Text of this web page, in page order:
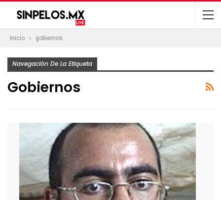
Inicio gobiernos
Navegación De La Etiqueta
Gobiernos